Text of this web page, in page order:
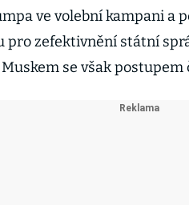
ve volební kampani a
pro zefektivnění státní
se však postupem